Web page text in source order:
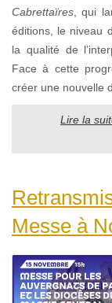
Cabrettaïres , qui
éditions, le niveau
la qualité de
Face à cette
créer une nouvelle
Lire la
Messe à